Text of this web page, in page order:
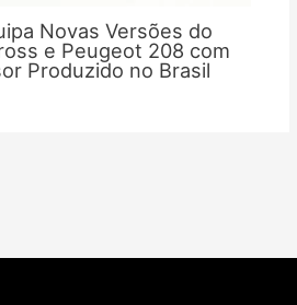
Novas Versões do
e Peugeot 208 com
Produzido no Brasil